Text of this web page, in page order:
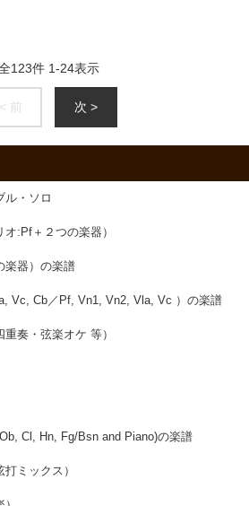
123件 1-24表示
< 前 次 >
ル・ソロ
:Pf＋２つの楽器）
楽器）の楽譜
Vc, Cb／Pf, Vn1, Vn2, Vla, Vc ）の楽譜
奏・弦楽オケ 等）
Cl, Hn, Fg/Bsn and Piano)の楽譜
ミックス）